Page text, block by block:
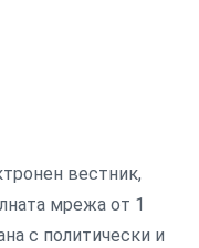
вестник,
мрежа от 1
с политически и